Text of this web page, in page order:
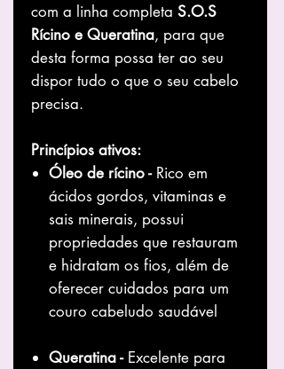
com a linha completa S.O.S
Rícino e Queratina, para que
desta forma possa ter ao seu
dispor tudo o que o seu cabelo
precisa.
Princípios ativos:
Óleo de rícino - Rico em
ácidos gordos, vitaminas e
sais minerais, possui
propriedades que restauram
e hidratam os fios, além de
oferecer cuidados para um
couro cabeludo saudável
Queratina - Excelente para